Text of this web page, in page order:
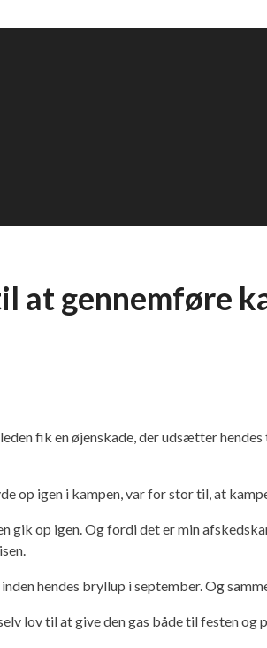
at gennemføre
fik en øjenskade, der udsætter
op igen i kampen, var for stor til, at
gik op igen. Og fordi det er min
hendes bryllup i september. Og
lov til at give den gas både til festen